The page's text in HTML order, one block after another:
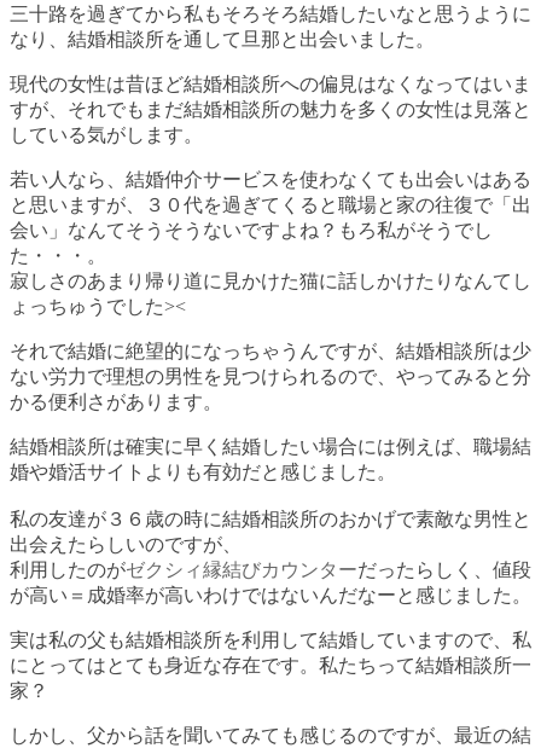
三十路を過ぎてから私もそろそろ結婚したいなと思うように
なり、結婚相談所を通して旦那と出会いました。
現代の女性は昔ほど結婚相談所への偏見はなくなってはいま
すが、それでもまだ結婚相談所の魅力を多くの女性は見落と
している気がします。
若い人なら、結婚仲介サービスを使わなくても出会いはある
と思いますが、３０代を過ぎてくると職場と家の往復で「出
会い」なんてそうそうないですよね？もろ私がそうでし
た・・・。
寂しさのあまり帰り道に見かけた猫に話しかけたりなんてし
ょっちゅうでした><
それで結婚に絶望的になっちゃうんですが、結婚相談所は少
ない労力で理想の男性を見つけられるので、やってみると分
かる便利さがあります。
結婚相談所は確実に早く結婚したい場合には例えば、職場結
婚や婚活サイトよりも有効だと感じました。
私の友達が３６歳の時に結婚相談所のおかげで素敵な男性と
出会えたらしいのですが、
利用したのがゼクシィ縁結びカウンターだったらしく、値段
が高い＝成婚率が高いわけではないんだなーと感じました。
実は私の父も結婚相談所を利用して結婚していますので、私
にとってはとても身近な存在です。私たちって結婚相談所一
家？
しかし、父から話を聞いてみても感じるのですが、最近の結